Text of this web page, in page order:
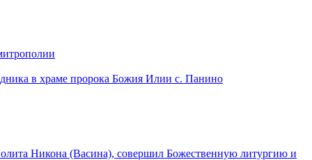
в храме пророка Божия Илии с. Панино
Никона (Васина), совершил Божественную литургию и